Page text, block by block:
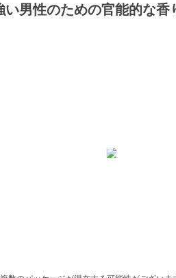
い男性のための官能的な香